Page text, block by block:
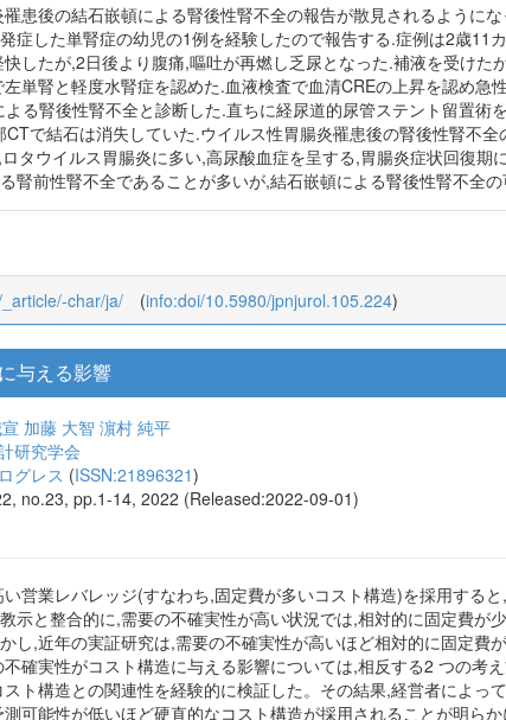
患後の結石嵌頓による腎後性腎不全の報告が散見されるように
症した単腎症の幼児の1例を経験したので報告する.症例は2歳11
したが,2日後より腹痛,嘔吐が再燃し乏尿となった.補液を受けた
単腎と軽度水腎症を認めた.血液検査で血清CREの上昇を認め急
る腎後性腎不全と診断した.直ちに経尿道的尿管ステント留置術
で結石は消失していた.ウイルス性胃腸炎罹患後の腎後性腎不
タウイルス胃腸炎に多い,高尿酸血症を呈する,胃腸炎症状回復期
腎前性腎不全であることが多いが,結石嵌頓による腎後性腎不全
char/ja/ (info:doi/10.5980/jpnjurol.105.224)
与える影響
加藤 大智 濵村 純平
研究学会
グレス (ISSN:21896321)
no.23, pp.1-14, 2022 (Released:2022-09-01)
営業レバレッジ(すなわち,固定費が多いコスト構造)を採用する
示と整合的に,需要の不確実性が高い状況では,相対的に固定費が
し,近年の実証研究は,需要の不確実性が高いほど相対的に固定費
確実性がコスト構造に与える影響については,相反する2 つの考
ト構造との関連性を経験的に検証した。その結果,経営者によっ
可能性が低いほど硬直的なコスト構造が採用されることが明らか